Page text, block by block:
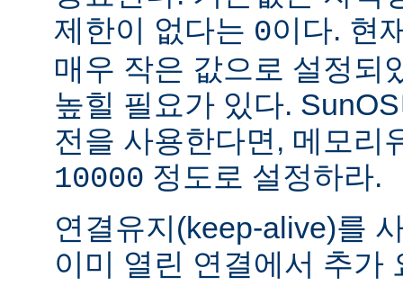
제한이 없다는 0이다. 현
매우 작은 값으로 설정되
높힐 필요가 있다.
전을 사용한다면, 메모리
10000 정도로 설정하라.
연결유지(keep-alive)를
이미 열린 연결에서 추가